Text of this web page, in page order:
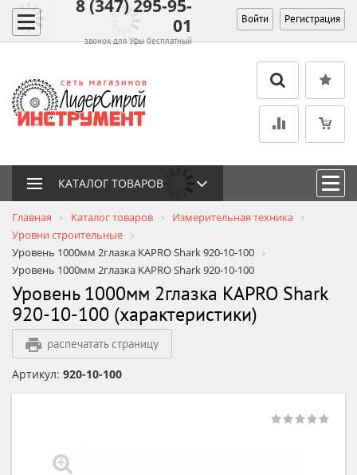
8 (347) 295-95-
01
звонок для Уфы бесплатный
Войти Регистрация
КАТАЛОГ ТОВАРОВ
Главная Каталог товаров
Измерительная техника
Уровни строительные
Уровень 1000мм 2глазка KAPRO Shark 920-10-100
Уровень 1000мм 2глазка KAPRO Shark 920-10-100
Уровень 1000мм 2глазка KAPRO Shark
920-10-100 (характеристики)
распечатать страницу
Артикул: 920-10-100